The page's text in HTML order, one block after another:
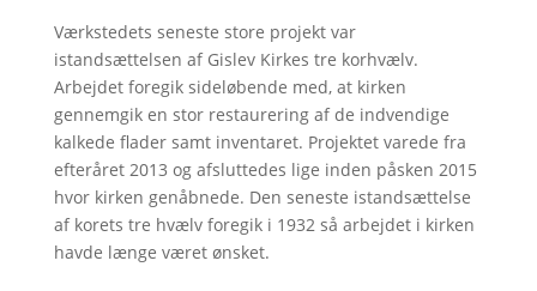
Værkstedets seneste store projekt var
istandsættelsen af Gislev Kirkes tre korhvælv.
Arbejdet foregik sideløbende med, at kirken
gennemgik en stor restaurering af de indvendige
kalkede flader samt inventaret. Projektet varede fra
efteråret 2013 og afsluttedes lige inden påsken 2015
hvor kirken genåbnede. Den seneste istandsættelse
af korets tre hvælv foregik i 1932 så arbejdet i kirken
havde længe været ønsket.